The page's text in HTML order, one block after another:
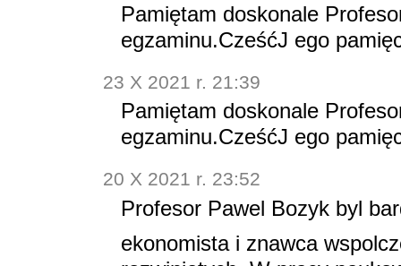
Pamiętam doskonale
egzaminu.CześćJ ego
23 X 2021 r. 21:39
Pamiętam doskonale
egzaminu.CześćJ ego
20 X 2021 r. 23:52
Profesor Pawel Bozyk byl
ekonomista i znawca